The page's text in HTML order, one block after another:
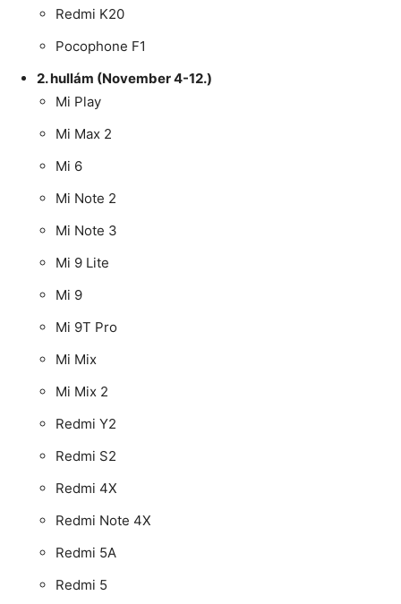
Redmi K20
Pocophone F1
2. hullám (November 4-12.)
Mi Play
Mi Max 2
Mi 6
Mi Note 2
Mi Note 3
Mi 9 Lite
Mi 9
Mi 9T Pro
Mi Mix
Mi Mix 2
Redmi Y2
Redmi S2
Redmi 4X
Redmi Note 4X
Redmi 5A
Redmi 5